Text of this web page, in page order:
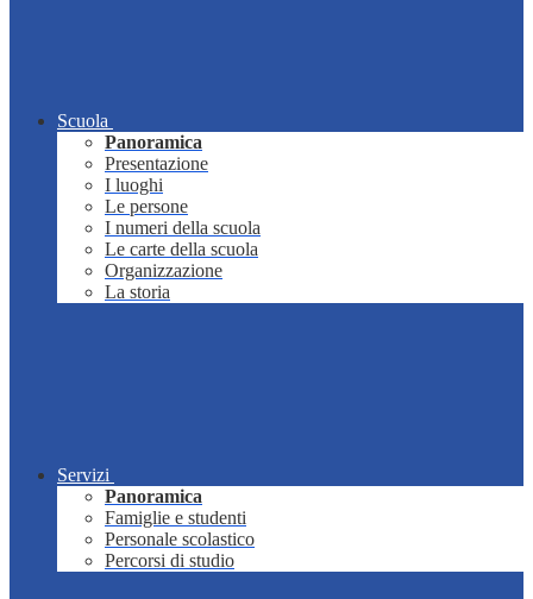
Scuola
Panoramica
Presentazione
I luoghi
Le persone
I numeri della scuola
Le carte della scuola
Organizzazione
La storia
Servizi
Panoramica
Famiglie e studenti
Personale scolastico
Percorsi di studio